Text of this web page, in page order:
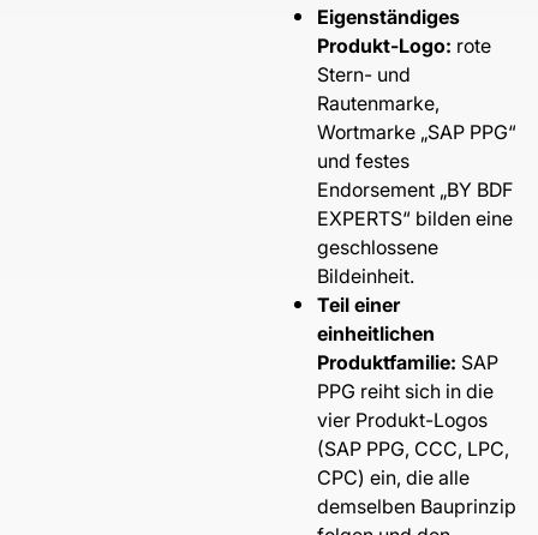
Eigenständiges
Produkt-Logo: rote
Stern- und
Rautenmarke,
Wortmarke „SAP PPG“
und festes
Endorsement „BY BDF
EXPERTS“ bilden eine
geschlossene
Bildeinheit.
Teil einer
einheitlichen
Produktfamilie: SAP
PPG reiht sich in die
vier Produkt-Logos
(SAP PPG, CCC, LPC,
CPC) ein, die alle
demselben Bauprinzip